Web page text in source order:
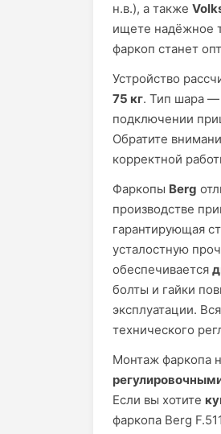
н.в.), а также
ищете надёжное
фаркоп станет
Устройство
75 кг. Тип шара —
подключении
Обратите
корректной
Фаркопы Berg
производстве
гарантирующая
усталостную
обеспечивается
болты и гайки
эксплуатации.
технического
Монтаж фаркопа
Если вы хотите
фаркопа Berg